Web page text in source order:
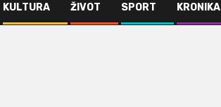
KULTURA ŽIVOT SPORT KRONIKA